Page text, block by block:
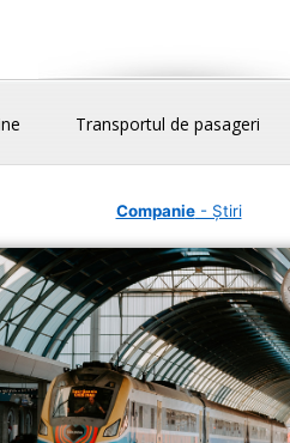
Transportul de pasageri
Companie- Știri